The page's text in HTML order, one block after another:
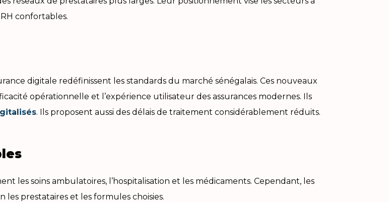
confortables.
digitale redéfinissent les standards du marché sénégalais. Ces nouveaux
opérationnelle et l’expérience utilisateur des assurances modernes. Ils
. Ils proposent aussi des délais de traitement considérablement réduits.
les soins ambulatoires, l’hospitalisation et les médicaments. Cependant, les
prestataires et les formules choisies.